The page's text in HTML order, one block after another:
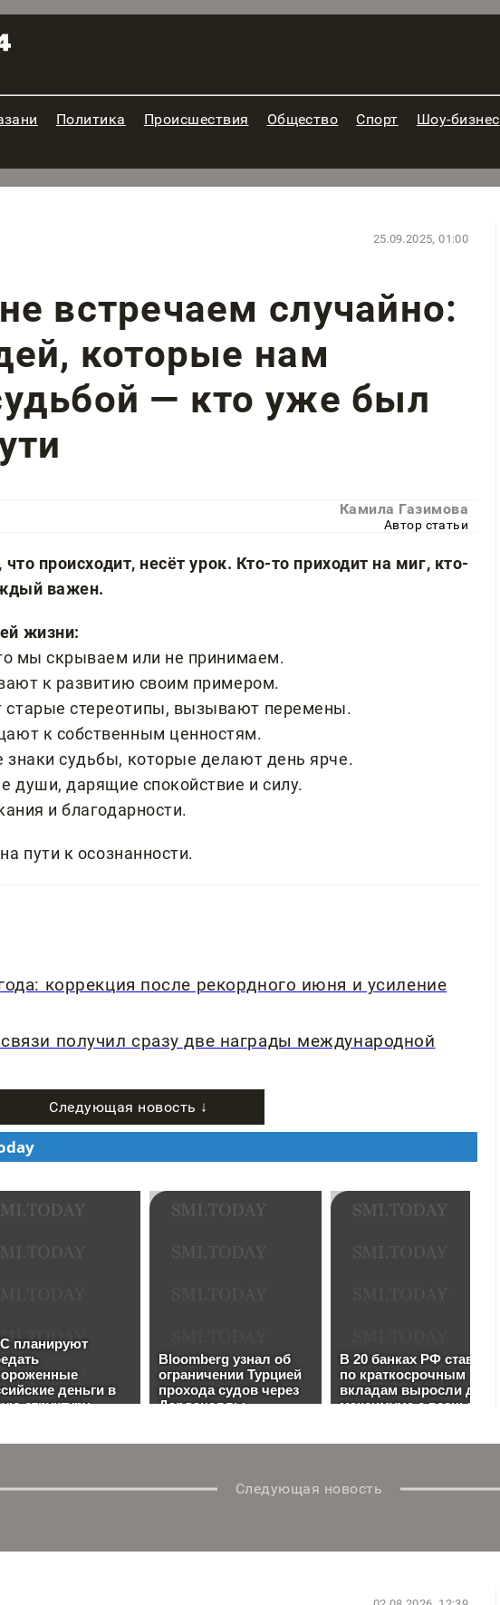
Политика Происшествия Общество Спорт Шоу-бизнес
25.09.2025, 01:00
встречаем случайно:
которые нам
— кто уже был
Камила Газимова
Автор статьи
происходит, несёт урок. Кто-то приходит на миг, кто-
важен.
жизни:
мы скрываем или не принимаем.
к развитию своим примером.
стереотипы, вызывают перемены.
к собственным ценностям.
знаки судьбы, которые делают день ярче.
души, дарящие спокойствие и силу.
и благодарности.
пути к осознанности.
коррекция после рекордного июня и усиление
получил сразу две награды международной
Следующая новость ↓
Следующая новость